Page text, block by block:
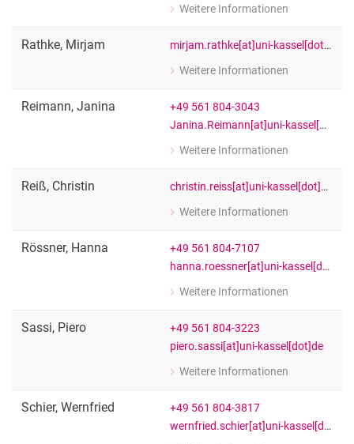
Weitere Informationen
zu Rebeca Ramos
Rathke, Mirjam
mirjam.rathke[at]uni-kassel[dot]de
Weitere Informationen
zu Mirjam Rathke
Reimann, Janina
+49 561 804-3043
Janina.Reimann[at]uni-kassel[dot]de
Weitere Informationen
zu Janina Reimann
Reiß, Christin
christin.reiss[at]uni-kassel[dot]de
Weitere Informationen
zu Christin Reiß
Rössner, Hanna
+49 561 804-7107
hanna.roessner[at]uni-kassel[dot]de
Weitere Informationen
zu Hanna Rössner
Sassi, Piero
+49 561 804-3223
piero.sassi[at]uni-kassel[dot]de
Weitere Informationen
zu Piero Sassi
Schier, Wernfried
+49 561 804-3817
wernfried.schier[at]uni-kassel[dot]de